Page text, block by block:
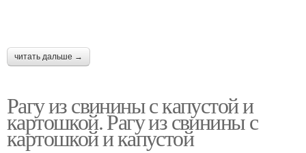
читать дальше →
Рагу из свинины с капустой и
картошкой. Рагу из свинины с
картошкой и капустой